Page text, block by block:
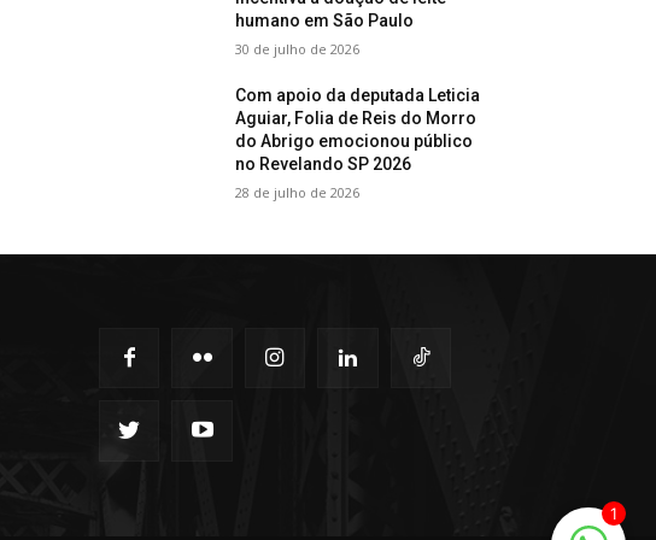
humano em São Paulo
30 de julho de 2026
Com apoio da deputada Leticia
Aguiar, Folia de Reis do Morro
do Abrigo emocionou público
no Revelando SP 2026
28 de julho de 2026
1